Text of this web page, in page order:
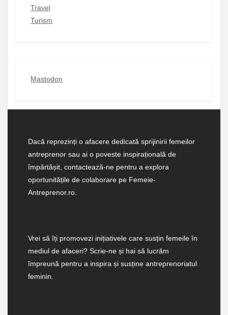
Travel
Turism
Mastodon
Dacă reprezinți o afacere dedicată sprijinirii femeilor
antreprenor sau ai o poveste inspirațională de
împărtășit, contactează-ne pentru a explora
oportunitățile de colaborare pe Femeie-
Antreprenor.ro.
Vrei să îți promovezi inițiativele care susțin femeile în
mediul de afaceri? Scrie-ne și hai să lucrăm
împreună pentru a inspira și susține antreprenoriatul
feminin.